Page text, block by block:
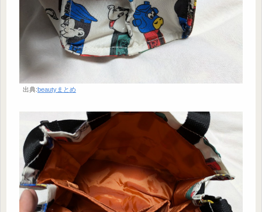
出典:beautyまとめ